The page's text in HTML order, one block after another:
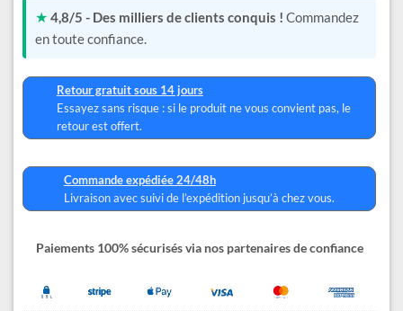
★ 4,8/5 - Des milliers de clients conquis ! Commandez
en toute confiance.
Retour gratuit sous 14 jours
Essayez sans risque : si le produit ne vous convient pas, le
retour est offert.
Commande expédiée 24/48h
Livraison avec suivi de l’expédition jusqu’à chez vous.
Paiements 100% sécurisés via nos partenaires de confiance